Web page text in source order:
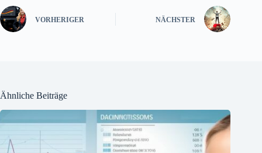
VORHERIGER NÄCHSTER
Ähnliche Beiträge